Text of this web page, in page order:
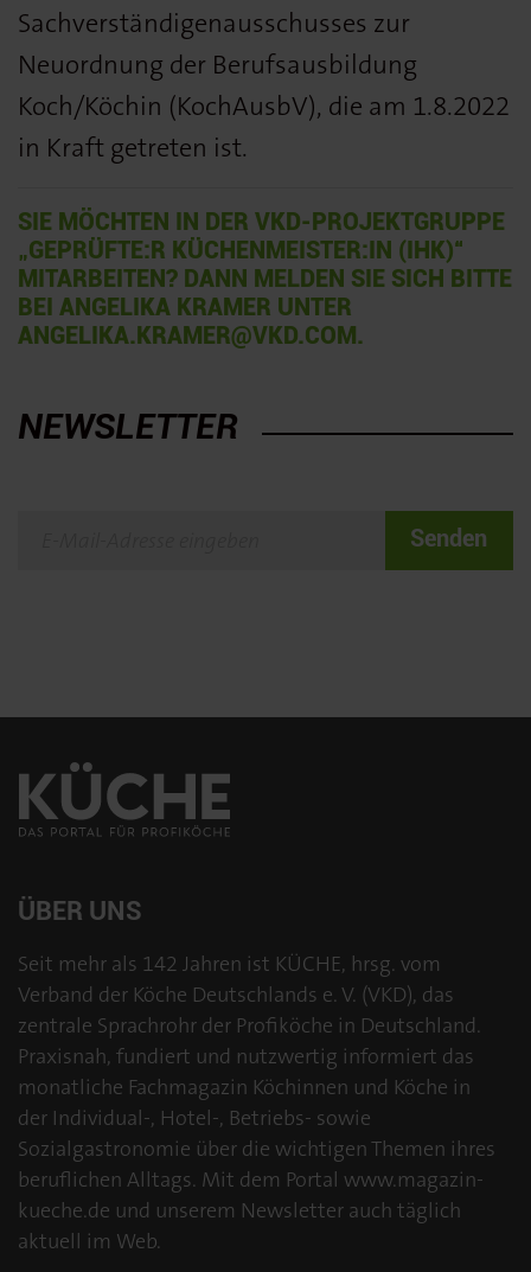
Sachverständigenausschusses zur
Neuordnung der Berufsaus­bildung
Koch/Köchin (KochAusbV), die am 1.8.2022
in Kraft getreten ist.
SIE MÖCHTEN IN DER VKD-PROJEKTGRUPPE
„GEPRÜFTE:R KÜCHENMEISTER:IN (IHK)“
MITARBEITEN? DANN MELDEN SIE SICH BITTE
BEI ANGELIKA KRAMER UNTER
ANGELIKA.KRAMER@VKD.COM.
NEWSLETTER
Senden
ÜBER UNS
Seit mehr als 142 Jahren ist KÜCHE, hrsg. vom
Verband der Köche Deutschlands e. V. (VKD), das
zentrale Sprachrohr der Profiköche in Deutschland.
Praxisnah, fundiert und nutzwertig informiert das
monatliche Fachmagazin Köchinnen und Köche in
der Individual-, Hotel-, Betriebs- sowie
Sozialgastronomie über die wichtigen Themen ihres
beruflichen Alltags. Mit dem Portal www.magazin-
kueche.de und unserem Newsletter auch täglich
aktuell im Web.